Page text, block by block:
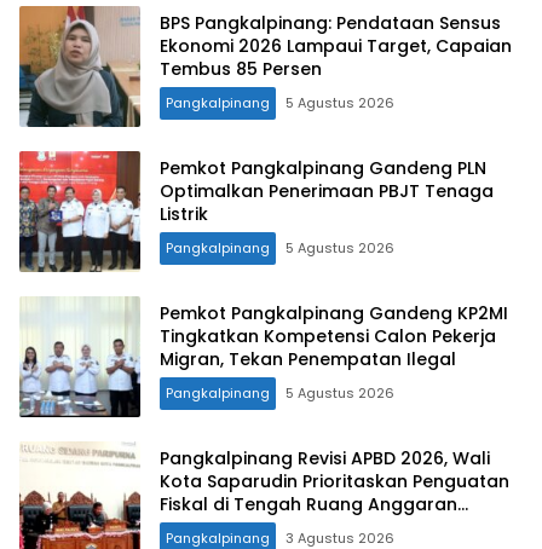
BPS Pangkalpinang: Pendataan Sensus
Ekonomi 2026 Lampaui Target, Capaian
Tembus 85 Persen
Pangkalpinang 5 Agustus 2026
Pemkot Pangkalpinang Gandeng PLN
Optimalkan Penerimaan PBJT Tenaga
Listrik
Pangkalpinang 5 Agustus 2026
Pemkot Pangkalpinang Gandeng KP2MI
Tingkatkan Kompetensi Calon Pekerja
Migran, Tekan Penempatan Ilegal
Pangkalpinang 5 Agustus 2026
Pangkalpinang Revisi APBD 2026, Wali
Kota Saparudin Prioritaskan Penguatan
Fiskal di Tengah Ruang Anggaran
Terbatas
Pangkalpinang 3 Agustus 2026